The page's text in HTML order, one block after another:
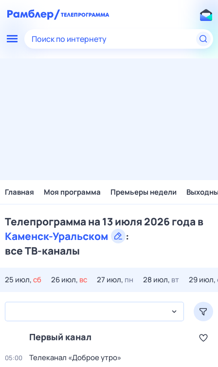
Поиск по интернету
Главная Моя программа Премьеры недели
Телепрограмма на 13 июля 2026 года в
Каменск-Уральском
:
все ТВ-каналы
25 июл,сб 26 июл, вс 27 июл, пн 28 июл, вт 29 июл,
Первый канал
05:00 Телеканал «Доброе утро»